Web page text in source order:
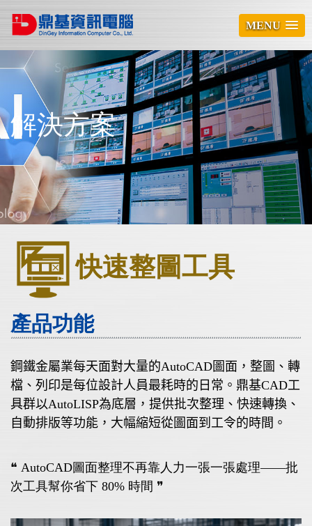
MENU
解決方案
快速整圖工具
產品功能
鋼鐵金屬業每天面對大量的AutoCAD圖面，整圖、轉
檔、列印是每位設計人員最耗時的日常。鼎基CAD工
具群以AutoLISP為底層，提供批次整理、快速轉換、
自動排版等功能，大幅縮短從圖面到工令的時間。
❝ AutoCAD圖面整理不再靠人力一張一張處理——批
次工具幫你省下 80% 時間 ❞